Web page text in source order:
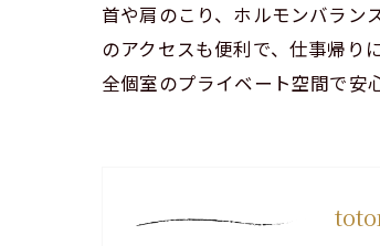
首や肩のこり、ホルモンバラン
のアクセスも便利で、仕事帰り
全個室のプライベート空間で安